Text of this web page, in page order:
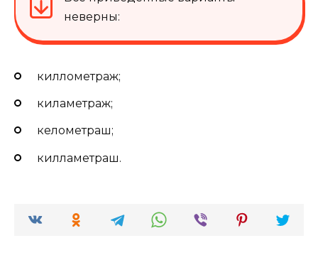
неверны:
киллометраж;
киламетраж;
келометраш;
килламетраш.